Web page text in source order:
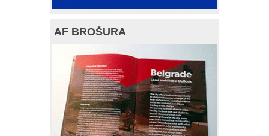
AF BROŠURA